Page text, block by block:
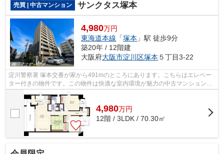
売買 | 中古マンション サンクタス塚本
4,980万円
東海道本線 「塚本 」駅 徒歩9分
築20年 / 12階建
大阪府大阪市淀川区塚本 ５丁目3-22
淀川警察署 塚本交番が家から491mのところにあります。こちらはエレベー
ター付きの物件です。この物件は快適な室内環境が魅力の中古マンションと
なっています。駅から徒歩9分圏内に立...
4,980万円
12階 / 3LDK / 70.30㎡